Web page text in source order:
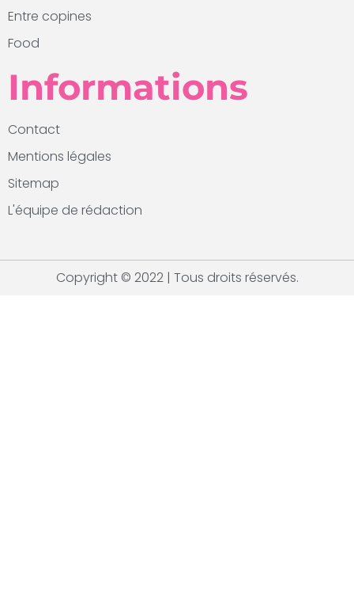
Entre copines
Food
Informations
Contact
Mentions légales
Sitemap
L'équipe de rédaction
Copyright © 2022 | Tous droits réservés.